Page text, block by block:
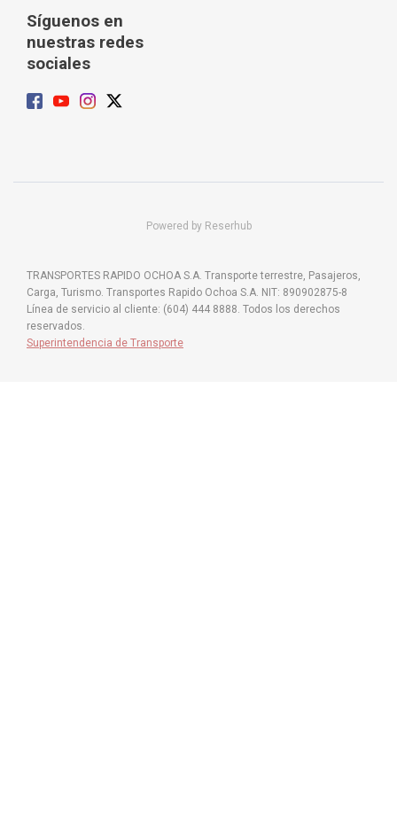
Síguenos en
nuestras redes
sociales
Powered by Reserhub
TRANSPORTES RAPIDO OCHOA S.A. Transporte terrestre, Pasajeros,
Carga, Turismo. Transportes Rapido Ochoa S.A. NIT: 890902875-8
Línea de servicio al cliente: (604) 444 8888. Todos los derechos
reservados.
Superintendencia de Transporte